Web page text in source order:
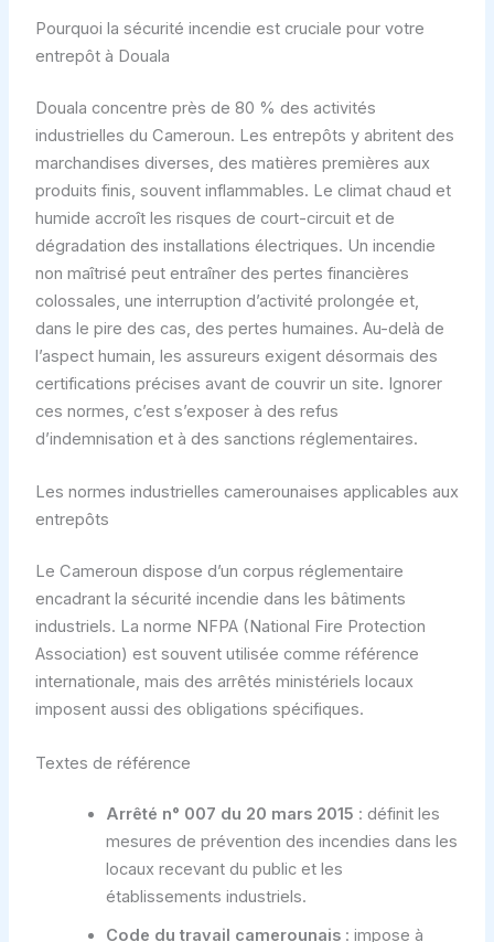
Pourquoi la sécurité incendie est cruciale pour votre
entrepôt à Douala
Douala concentre près de 80 % des activités
industrielles du Cameroun. Les entrepôts y abritent des
marchandises diverses, des matières premières aux
produits finis, souvent inflammables. Le climat chaud et
humide accroît les risques de court-circuit et de
dégradation des installations électriques. Un incendie
non maîtrisé peut entraîner des pertes financières
colossales, une interruption d’activité prolongée et,
dans le pire des cas, des pertes humaines. Au-delà de
l’aspect humain, les assureurs exigent désormais des
certifications précises avant de couvrir un site. Ignorer
ces normes, c’est s’exposer à des refus
d’indemnisation et à des sanctions réglementaires.
Les normes industrielles camerounaises applicables aux
entrepôts
Le Cameroun dispose d’un corpus réglementaire
encadrant la sécurité incendie dans les bâtiments
industriels. La norme NFPA (National Fire Protection
Association) est souvent utilisée comme référence
internationale, mais des arrêtés ministériels locaux
imposent aussi des obligations spécifiques.
Textes de référence
Arrêté n° 007 du 20 mars 2015 : définit les
mesures de prévention des incendies dans les
locaux recevant du public et les
établissements industriels.
Code du travail camerounais: impose à